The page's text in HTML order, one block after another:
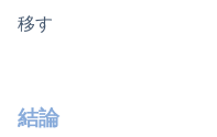
移す
結論